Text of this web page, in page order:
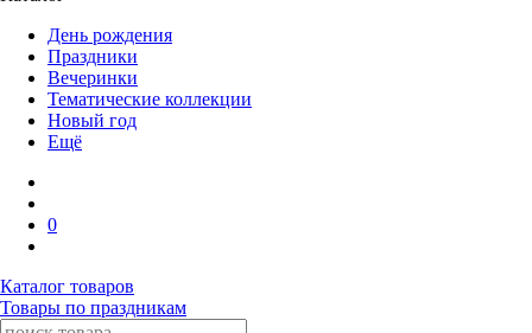
День рождения
Праздники
Вечеринки
Тематические коллекции
Новый год
Ещё
0
Каталог товаров
Товары по праздникам